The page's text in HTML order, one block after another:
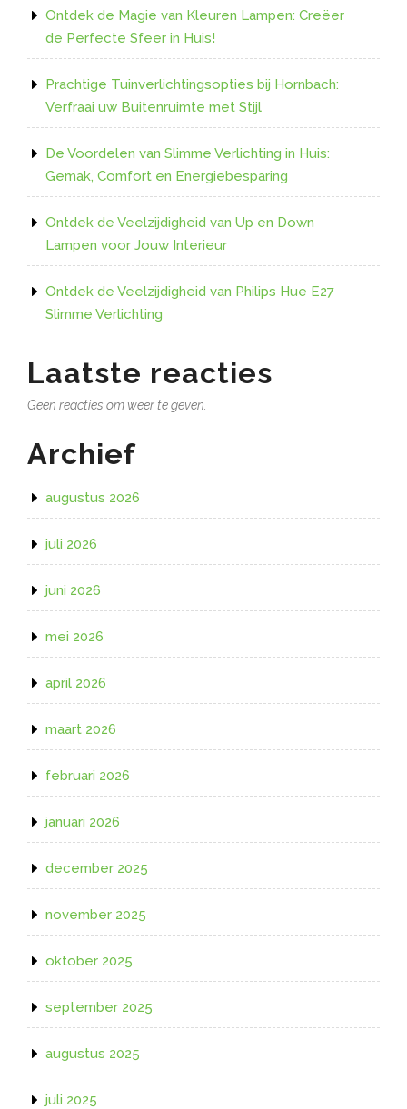
Ontdek de Magie van Kleuren Lampen: Creëer
de Perfecte Sfeer in Huis!
Prachtige Tuinverlichtingsopties bij Hornbach:
Verfraai uw Buitenruimte met Stijl
De Voordelen van Slimme Verlichting in Huis:
Gemak, Comfort en Energiebesparing
Ontdek de Veelzijdigheid van Up en Down
Lampen voor Jouw Interieur
Ontdek de Veelzijdigheid van Philips Hue E27
Slimme Verlichting
Laatste reacties
Geen reacties om weer te geven.
Archief
augustus 2026
juli 2026
juni 2026
mei 2026
april 2026
maart 2026
februari 2026
januari 2026
december 2025
november 2025
oktober 2025
september 2025
augustus 2025
juli 2025